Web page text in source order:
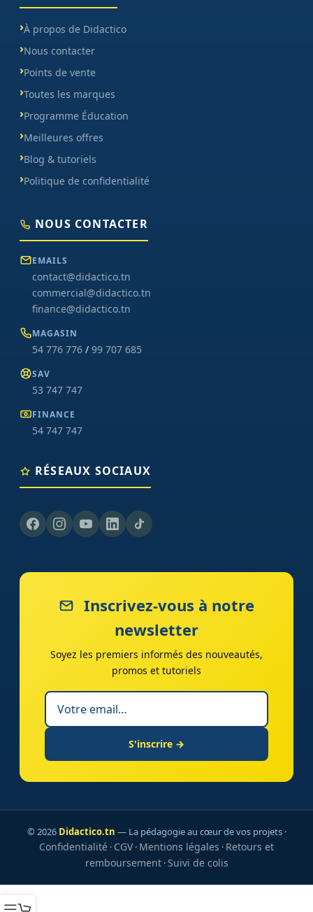
À propos de Didactico
Nous contacter
Points de vente
Toutes les marques
Programme Éducation
Meilleures offres
Blog & tutoriels
Politique de confidentialité
NOUS CONTACTER
EMAILS
contact@didactico.tn
commercial@didactico.tn
finance@didactico.tn
MAGASIN
54 776 776 / 99 707 685
SAV
53 747 747
FINANCE
54 747 747
RÉSEAUX SOCIAUX
Inscrivez-vous à notre
newsletter
Soyez les premiers informés des nouveautés,
promos et tutoriels
S'inscrire →
© 2026 Didactico.tn — La pédagogie au cœur de vos projets ·
Confidentialité · CGV· Mentions légales · Retours et
remboursement·Suivi de colis